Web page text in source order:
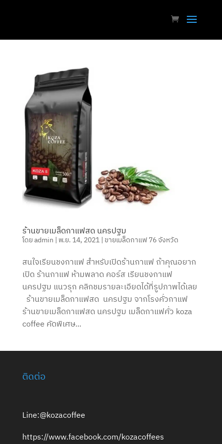
ร้านขายเมล็ดกาแฟสด นครปฐม
โดยadmin | พ.ย. 14, 2021| ขายเมล็ดกาแฟ 76 จังหวัด
สนใจเรียนชงกาแฟ สำหรับเปิดร้านกาแฟ ถ้าคุณอยาก
เปิด ร้านกาแฟ ห้ามพลาด คอร์ส เรียนชงกาแฟ
นครปฐม แนวรุก คลิกชมรายละเอียดได้ที่รูปภาพได้เลย
ร้านขายเมล็ดกาแฟสด นครปฐม จากโรงคั่วกาแฟ
ร้านขายเมล็ดกาแฟสด นครปฐม เมล็ดกาแฟคั่ว koza
coffee คัดพิเศษ...
ติดต่อ
Line:@kozacoffee
https://www.facebook.com/kozacoffees